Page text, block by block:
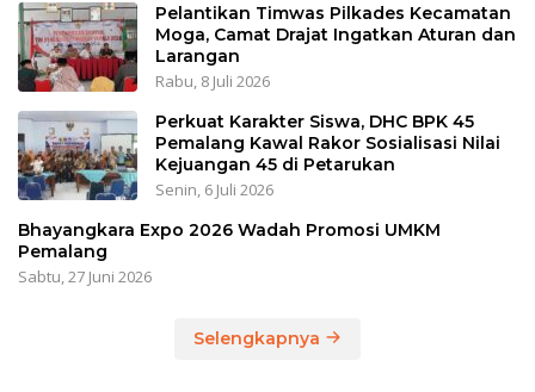
Pelantikan Timwas Pilkades Kecamatan
Moga, Camat Drajat Ingatkan Aturan dan
Larangan
Rabu, 8 Juli 2026
Perkuat Karakter Siswa, DHC BPK 45
Pemalang Kawal Rakor Sosialisasi Nilai
Kejuangan 45 di Petarukan
Senin, 6 Juli 2026
Bhayangkara Expo 2026 Wadah Promosi UMKM
Pemalang
Sabtu, 27 Juni 2026
Selengkapnya